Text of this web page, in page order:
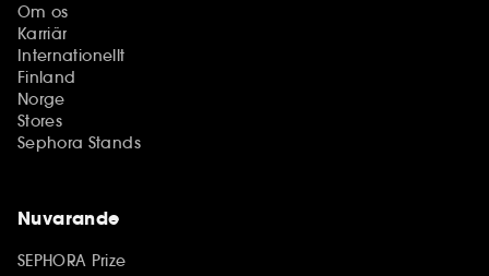
Om os
Karriär
Internationellt
Finland
Norge
Stores
Sephora Stands
Nuvarande
SEPHORA Prize